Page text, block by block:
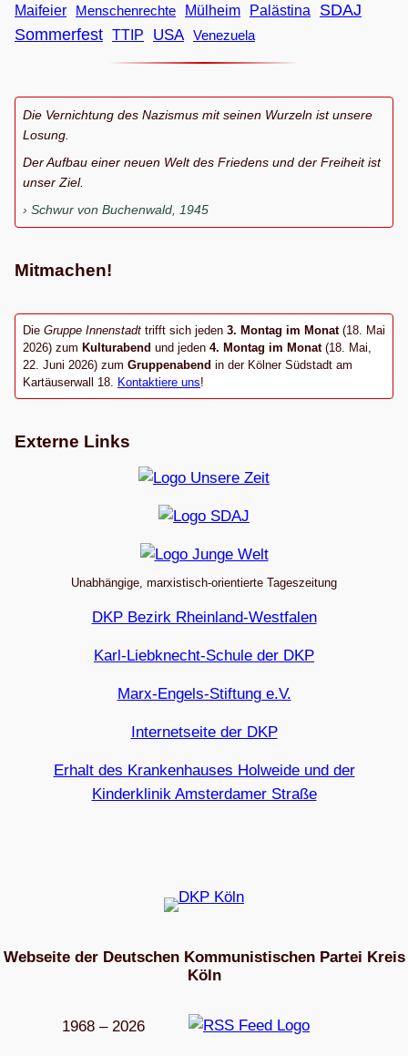
Maifeier
Menschenrechte Mülheim Palästina
SDAJ
Sommerfest TTIP USA Venezuela
Die Vernichtung des Nazismus mit seinen Wurzeln ist unsere
Losung.
Der Aufbau einer neuen Welt des Friedens und der Freiheit ist
unser Ziel.
Schwur von Buchenwald, 1945
Mitmachen!
Die Gruppe Innenstadt trifft sich jeden 3. Montag im Monat (18. Mai
2026) zum Kulturabend und jeden 4. Montag im Monat(18. Mai,
22. Juni 2026) zum Gruppenabend in der Kölner Südstadt am
Kartäuserwall 18. Kontaktiere uns!
Externe Links
Unabhängige, marxistisch-orientierte Tageszeitung
DKP Bezirk Rheinland-Westfalen
Karl-Liebknecht-Schule der DKP
Marx-Engels-Stiftung e.V.
Internetseite der DKP
Erhalt des Krankenhauses Holweide und der
Kinderklinik Amsterdamer Straße
Webseite der Deutschen Kommunistischen Partei Kreis
Köln
1968 – 2026